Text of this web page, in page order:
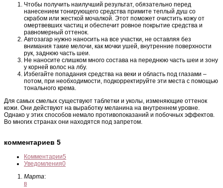
Чтобы получить наилучший результат, обязательно перед
нанесением тонирующего средства примите теплый душ со
скрабом или жесткой мочалкой. Этот поможет очистить кожу от
омертвевших частиц и обеспечит ровное покрытие средства и
равномерный оттенок.
Автозагар нужно наносить на все участки, не оставляя без
внимания такие мелочи, как мочки ушей, внутренние поверхности
рук, заднюю часть шеи.
Не наносите слишком много состава на переднюю часть шеи и зону
у корней волос на лбу.
Избегайте попадания средства на веки и область под глазами –
потом, при необходимости, подкорректируйте эти места с помощью
тонального крема.
Для самых смелых существуют таблетки и уколы, изменяющие оттенок
кожи. Они действуют на выработку меланина на внутреннем уровне.
Однако у этих способов немало противопоказаний и побочных эффектов.
Во многих странах они находятся под запретом.
комментариев 5
Комментарии5
Уведомления0
Марта:
в